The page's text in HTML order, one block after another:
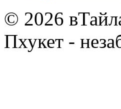
© 2026
Пхукет -